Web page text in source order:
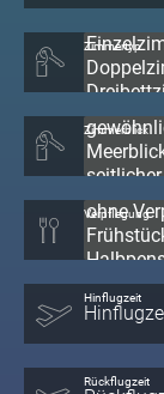
Zimmertyp
Zimmerblick
Verpflegung
Hinflugzeit
Rückflugzeit